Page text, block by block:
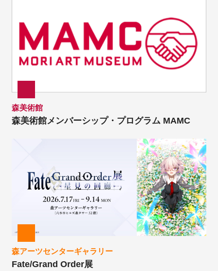
森美術館
森美術館メンバーシップ・プログラム MAMC
森アーツセンターギャラリー
Fate/Grand Order展